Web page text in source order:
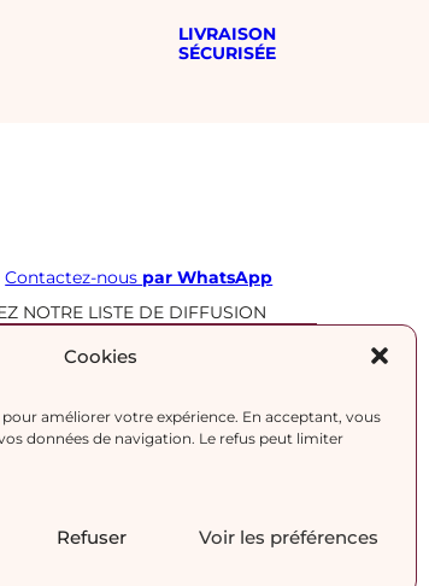
Cookies
améliorer votre expérience. En acceptant, vous
données de navigation. Le refus peut limiter
Refuser Voir les préférences
LIVRAISON
SÉCURISÉE
Contactez-nous par WhatsApp
NOTRE LISTE DE DIFFUSION